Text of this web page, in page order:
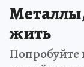
жить
Попробуйте